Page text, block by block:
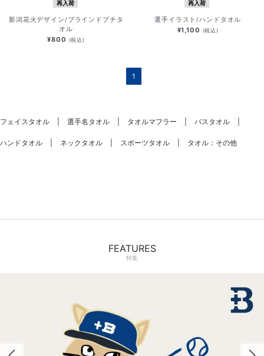
再入荷
新潟花火デザイン/ブラインドプチタ
オル
¥800 (税込)
再入荷
選手イラスト/ハンドタオル
¥1,100 (税込)
1
フェイスタオル 選手名タオル タオルマフラー バスタオル
ハンドタオル ネックタオル スポーツタオル タオル：その他
FEATURES
特集